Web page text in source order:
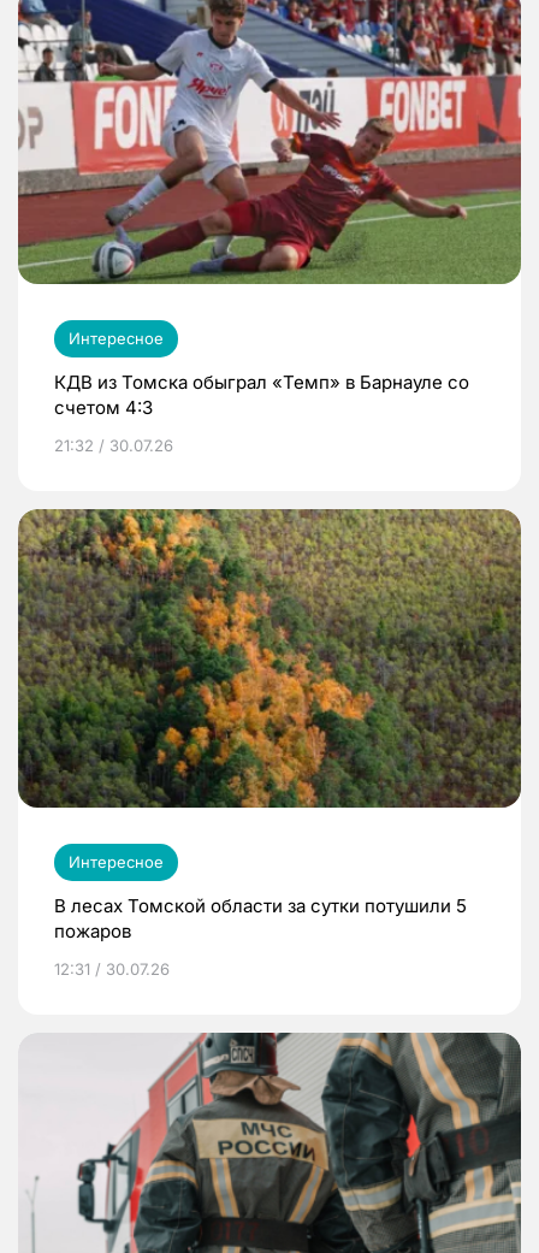
Интересное
КДВ из Томска обыграл «Темп» в Барнауле со
счетом 4:3
21:32 / 30.07.26
Интересное
В лесах Томской области за сутки потушили 5
пожаров
12:31 / 30.07.26